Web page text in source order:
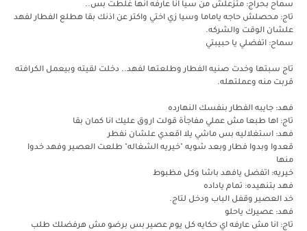
سماح بحراج: متزعلش من سيا انا عارفه انها غلطت بس..
تاج: محصلش حاجه ياماما وسيا زي اختي واكتر عن اذنك بقا هطلع الفطار لفهد
علشان الوقت والشركه.
سماح: اتفضلي يا حبيبتي
تاج سبتها وخدت صنيه الفطار وطلعتها لفهد.. دخلت لقيته وبيعمل الكرافته
قربت منه وعملتهله.
فهد: جايبه الفطار بنفسك النهارده
تاج: اها طبعا مش عملي مفاجأة قولت اروق عليك انا كمان بقا
فهد: استغلاليه بس ماشي يلا اقعدي علشان نفطر
قعدوا وبدوا فطار وبعد شويه "خيريه الشغاله" طلعت العصير وفهد خدوا
منها
خيريه: اتفضل يافهد باشا وكل مظبوط
فهد بتنهيده: تمام ياداده
خد العصير وقفل الباب ودخل لتاج.
فهد: عصيرك ياحلو
تاج: انا مش عارفه اي حكايه كل يوم عصير بس برضو مش هرفضلك طلب